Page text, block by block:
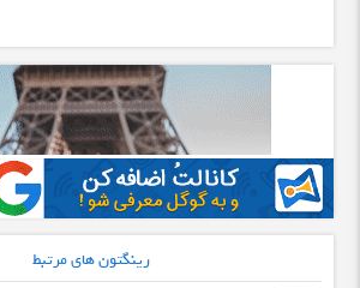
رینگتون های مرتبط